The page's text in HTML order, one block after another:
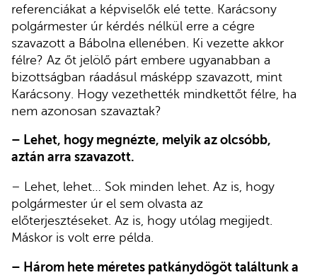
referenciákat a képviselők elé tette. Karácsony
polgármester úr kérdés nélkül erre a cégre
szavazott a Bábolna ellenében. Ki vezette akkor
félre? Az őt jelölő párt embere ugyanabban a
bizottságban ráadásul másképp szavazott, mint
Karácsony. Hogy vezethették mindkettőt félre, ha
nem azonosan szavaztak?
– Lehet, hogy megnézte, melyik az olcsóbb,
aztán arra szavazott.
– Lehet, lehet… Sok minden lehet. Az is, hogy
polgármester úr el sem olvasta az
előterjesztéseket. Az is, hogy utólag megijedt.
Máskor is volt erre példa.
– Három hete méretes patkánydögöt találtunk a